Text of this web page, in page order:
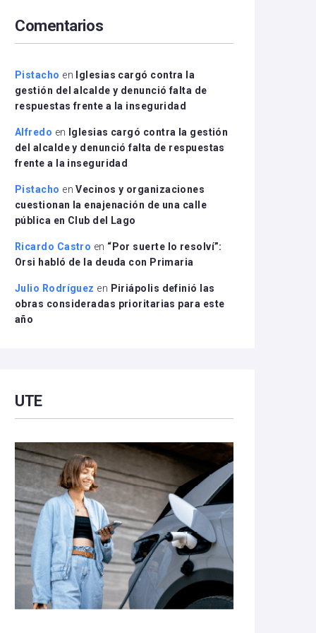
disminuir
el
Comentarios
Pistacho en
Iglesias cargó contra la
gestión del alcalde y denunció falta de
respuestas frente a la inseguridad
Alfredo en
Iglesias cargó contra la gestión
del alcalde y denunció falta de respuestas
frente a la inseguridad
Pistacho enVecinos y organizaciones
cuestionan la enajenación de una calle
pública en Club del Lago
Ricardo Castro en “Por suerte lo resolví”:
Orsi habló de la deuda con Primaria
Julio Rodríguez en Piriápolis definió las
obras consideradas prioritarias para este
año
UTE